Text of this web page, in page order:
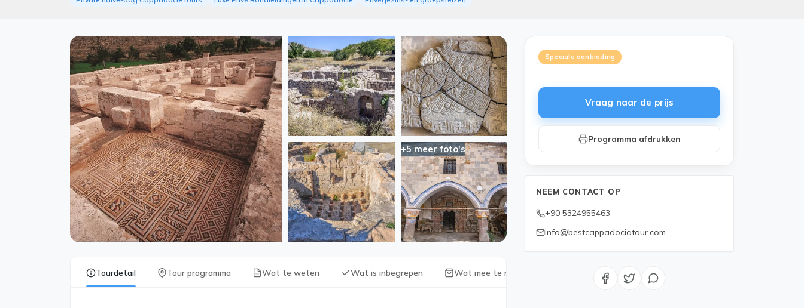
+5 meer foto's
Tourdetail Tour programma Wat te weten Wat is inbegrepen Wat mee te nemen?
Speciale aanbieding
Vraag naar de prijs
Programma afdrukken
NEEM CONTACT OP
+90 5324955463
info@bestcappadociatour.com